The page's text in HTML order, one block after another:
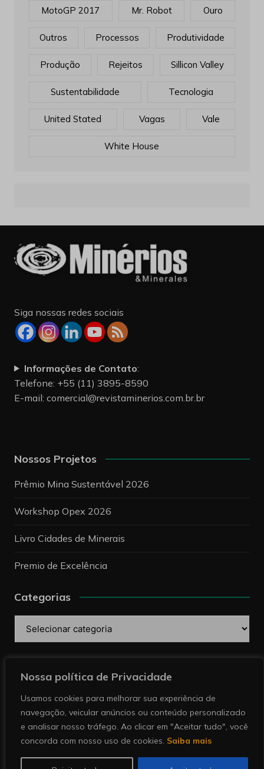
Nossa política de Privacidade
Usamos cookies para melhorar sua experiência de
navegação, veicular anúncios ou conteúdo personalizado
e analisar nosso tráfego. Ao clicar em "Aceitar tudo", você
concorda com nosso uso de cookies. Saiba mais
MotoGP 2017 Mr. Robot Ouro
Outros Processos Produtividade
Produção Rejeitos Sillicon Valley
Sustentabilidade Tecnologia
United Stated Vagas Vale
White House
Siga nossas redes sociais
Informações de Contato:
Telefone: +55 (11) 3895-8590
E-mail: comercial@revistaminerios.com.br.br
Nossos Projetos
Prêmio Mina Sustentável 2026
Workshop Opex 2026
Livro Cidades de Minerais
Premio de Excelência
Categorias